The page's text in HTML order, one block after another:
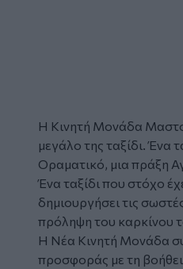
Η Κινητή Μονάδα
μεγάλο της ταξίδι. Ένα
Οραματικό, μια πράξη
Ένα ταξίδι που στόχο
δημιουργήσει τις
πρόληψη του καρκίνου
Η Νέα Κινητή Μονάδα
προσφοράς με τη